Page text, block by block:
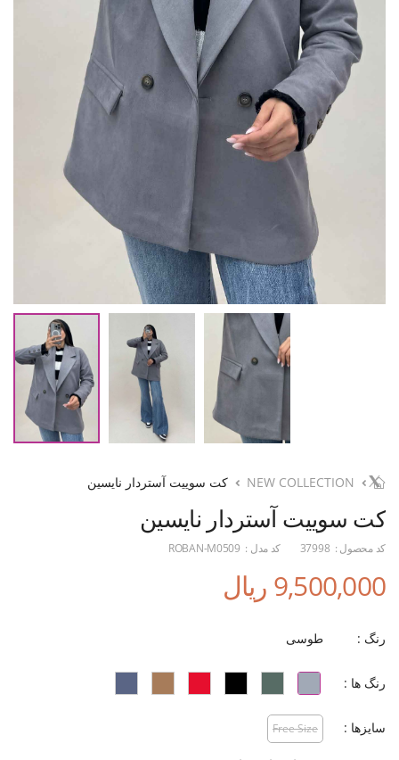
NEW COLLECTION کت سوییت آستردار نایسین
کت سوییت آستردار نایسین
کد محصول : 37998 کد مدل : ROBAN-M0509
9,500,000 ریال
رنگ : طوسی
رنگ ها :
سایزها : Free Size